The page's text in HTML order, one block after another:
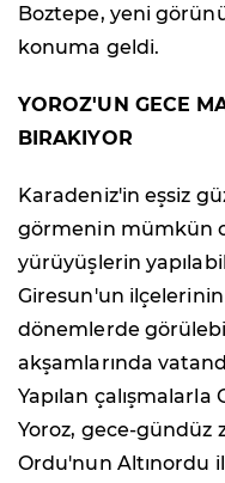
Boztepe, yeni
konuma geldi.
YOROZ'UN GECE
BIRAKIYOR
Karadeniz'in eşsiz
görmenin mümkün
yürüyüşlerin
Giresun'un
dönemlerde
akşamlarında
Yapılan
Yoroz, gece-gündüz
Ordu'nun Altınordu